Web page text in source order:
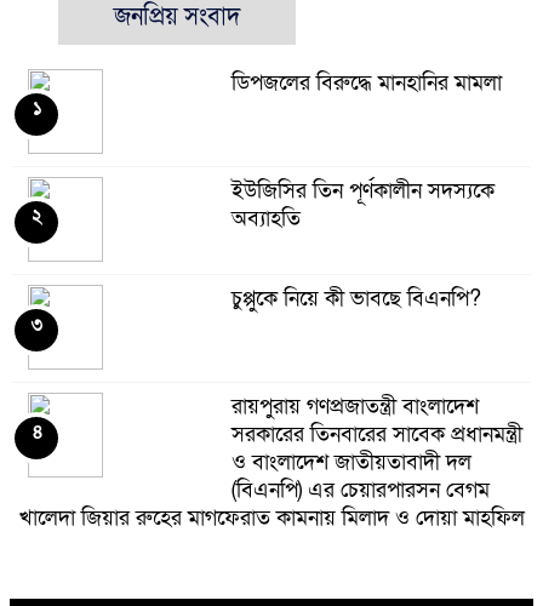
জনপ্রিয় সংবাদ
ডিপজলের বিরুদ্ধে মানহানির মামলা
১
ইউজিসির তিন পূর্ণকালীন সদস্যকে
অব্যাহতি
২
চুপ্পুকে নিয়ে কী ভাবছে বিএনপি?
৩
রায়পুরায় গণপ্রজাতন্ত্রী বাংলাদেশ
সরকারের তিনবারের সাবেক প্রধানমন্ত্রী
ও বাংলাদেশ জাতীয়তাবাদী দল
(বিএনপি) এর চেয়ারপারসন বেগম
খালেদা জিয়ার রুহের মাগফেরাত কামনায় মিলাদ ও দোয়া মাহফিল
৪
৫